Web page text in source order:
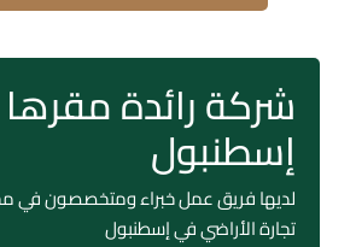
شركة رائدة
إسطنبول
لديها فريق عمل خبراء ومتخصصون في
تجارة الأراضي في إسطنبول